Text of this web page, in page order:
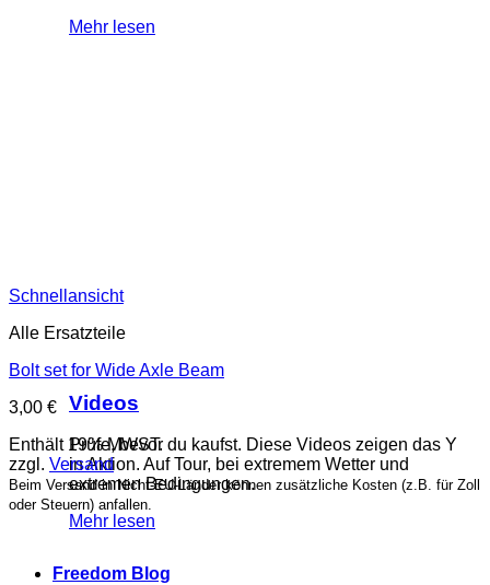
Mehr lesen
Videos
Prüfe, bevor du kaufst. Diese Videos zeigen das Y
in Aktion. Auf Tour, bei extremem Wetter und
extremen Bedingungen.
Mehr lesen
Freedom Blog
Schnellansicht
Alle Ersatzteile
Bolt set for Wide Axle Beam
3,00 €
Enthält 19% MWST.
zzgl. Versand
Beim Versand in Nicht-EU-Länder können zusätzliche Kosten (z.B. für Zoll
oder Steuern) anfallen.